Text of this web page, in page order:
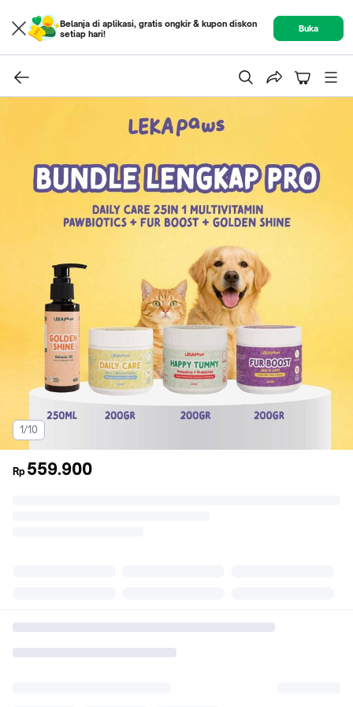
Belanja di aplikasi, gratis ongkir & kupon diskon
setiap hari!
Buka
1/10
Rp 559.900